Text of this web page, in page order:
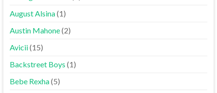
August Alsina(1)
Austin Mahone(2)
Avicii(15)
Backstreet Boys (1)
Bebe Rexha(5)